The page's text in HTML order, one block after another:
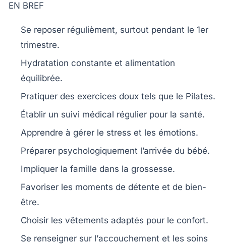
EN BREF
Se reposer régulièment, surtout pendant le 1er
trimestre.
Hydratation constante et alimentation
équilibrée.
Pratiquer des exercices doux tels que le Pilates.
Établir un suivi médical régulier pour la santé.
Apprendre à gérer le stress et les émotions.
Préparer psychologiquement l’arrivée du bébé.
Impliquer la famille dans la grossesse.
Favoriser les moments de détente et de bien-
être.
Choisir les vêtements adaptés pour le confort.
Se renseigner sur l’accouchement et les soins